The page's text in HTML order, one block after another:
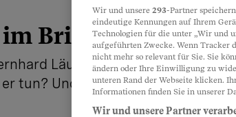
Briefkasten
Läuchli falsch adressierte
tun? Und haftet die Post
Wir und unsere 293-Partner
eindeutige Kennungen auf Ihrem
Technologien für die unter „Wir und
aufgeführten Zwecke. Wenn Tracker
nicht mehr so relevant für Sie. Sie
ändern oder Ihre Einwilligung zu
unteren Rand der Webseite klicken.
Informationen finden Sie in unserer
Wir und unsere Partner